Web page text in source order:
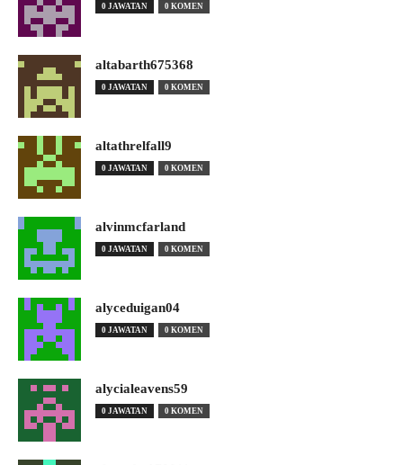
0 JAWATAN 0 KOMEN
altabarth675368
0 JAWATAN 0 KOMEN
altathrelfall9
0 JAWATAN 0 KOMEN
alvinmcfarland
0 JAWATAN 0 KOMEN
alyceduigan04
0 JAWATAN 0 KOMEN
alycialeavens59
0 JAWATAN 0 KOMEN